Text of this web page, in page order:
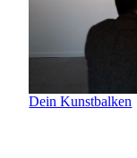
Dein Kunstbalken